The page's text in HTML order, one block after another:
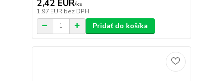
2,42 EUR/ks
1,97 EUR bez DPH
Pridať do košíka